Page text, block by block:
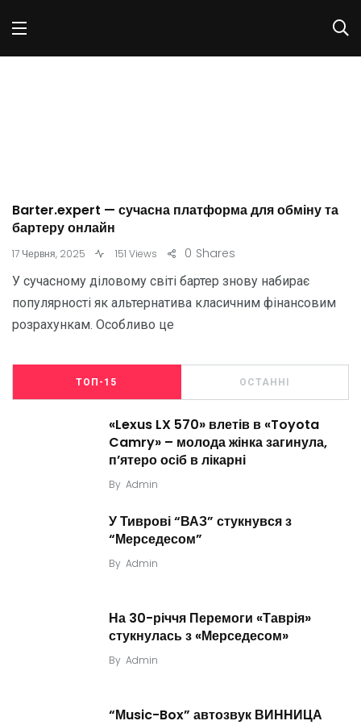
Barter.expert — сучасна платформа для обміну та
бартеру онлайн
17 Червня, 2025 151 Views Shares
0
У сучасному діловому світі бартер знову набирає
популярності як альтернатива класичним фінансовим
розрахункам. Особливо це
ТОП-15 ОСТАННІ
«Lexus LX 570» влетів в «Toyota
Camry» – молода жінка загинула,
п’ятеро осіб в лікарні
By Admin
У Тиврові “ВАЗ” стукнувся з
“Мерседесом”
By Admin
На 30-річчя Перемоги «Таврія»
стукнулась з «Мерседесом»
By Admin
“Мusic-Box” автозвук ВИННИЦА